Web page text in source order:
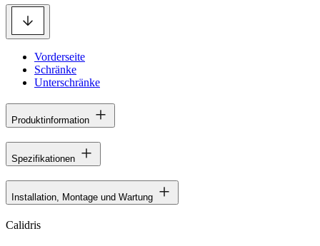
Vorderseite
Schränke
Unterschränke
Produktinformation
Spezifikationen
Installation, Montage und Wartung
Calidris